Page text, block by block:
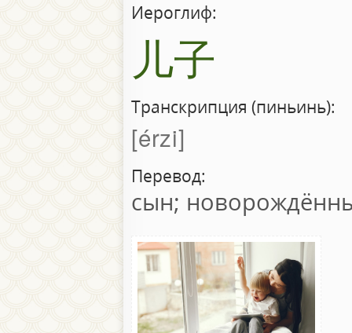
Иероглиф:
儿子
Транскрипция (пиньинь):
érzi
Перевод:
сын;